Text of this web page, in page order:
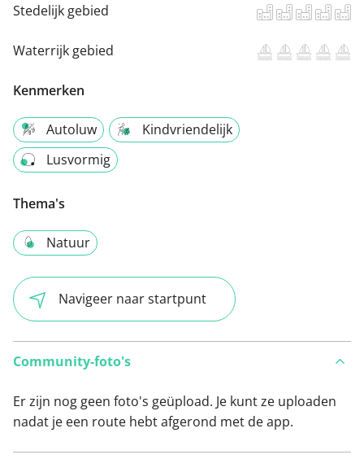
Stedelijk gebied
Waterrijk gebied
Kenmerken
Autoluw
Kindvriendelijk
Lusvormig
Thema's
Natuur
Navigeer naar startpunt
Community-foto's
Er zijn nog geen foto's geüpload. Je kunt ze uploaden
nadat je een route hebt afgerond met de app.